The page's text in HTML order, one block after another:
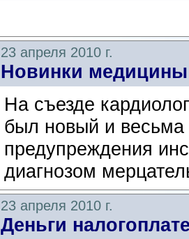
23 апреля 2010 г.
Новинки медицины
На съезде
был новый и весьма
предупреждения
диагнозом
23 апреля 2010 г.
Деньги